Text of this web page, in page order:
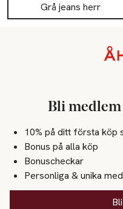
Grå jeans herr
Bli
10% på ditt första köp
Bonus på alla köp
Bonuscheckar
Personliga & unika